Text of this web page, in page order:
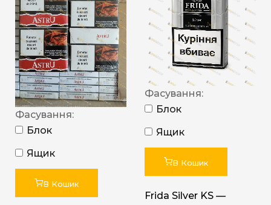
Фасування:
Блок
Ящик
В Кошик
Фасування:
Блок
Ящик
В Кошик
Frida Silver KS —